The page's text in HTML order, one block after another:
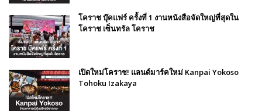
โคราช บุ๊คแฟร์​ ครั้งที่​ 1 งานหนังสือจัดใหญ่ที่สุดใน
โคราช เซ็นทรัล โคราช
เปิดใหม่โคราช! แลนด์มาร์คใหม่ Kanpai Yokoso
Tohoku Izakaya